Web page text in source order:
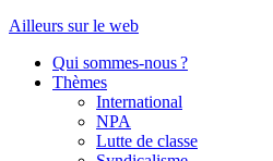
Ailleurs sur le web
Qui sommes-nous ?
Thèmes
International
NPA
Lutte de classe